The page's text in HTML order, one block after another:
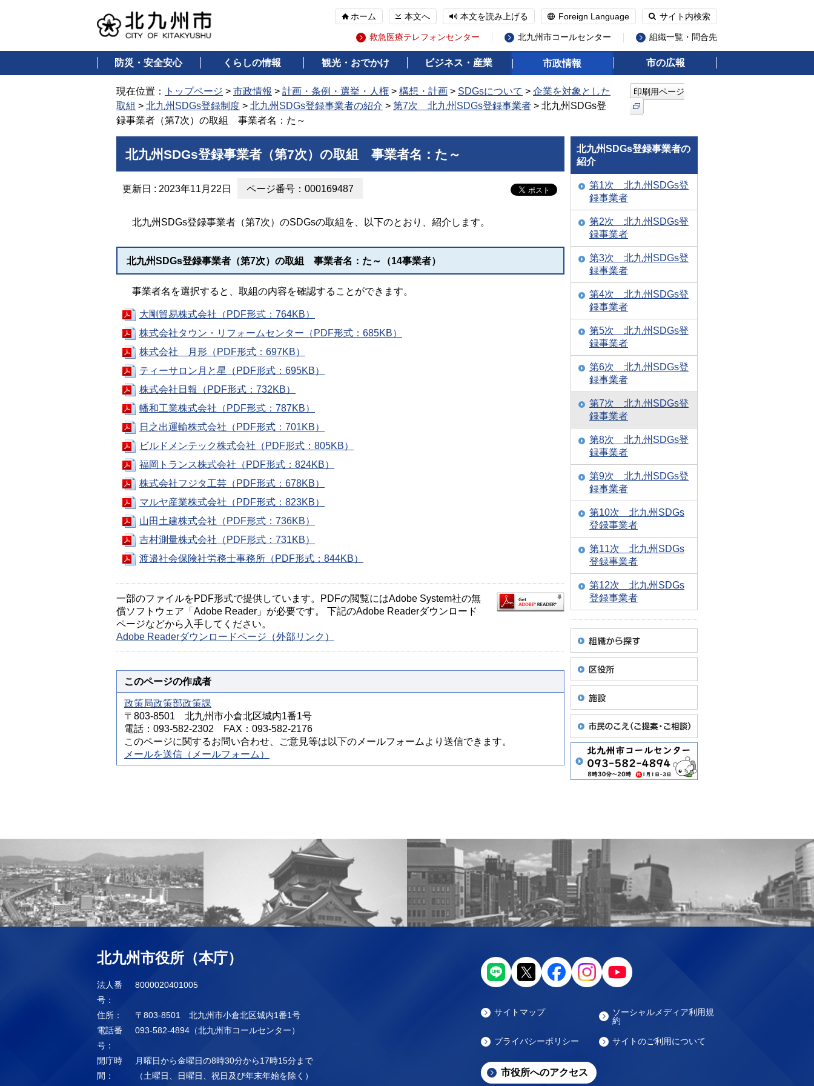
ホーム 本文へ 本文を読み上げる Foreign Language サイト内検索
救急医療テレフォンセンター 北九州市コールセンター 組織一覧・問合先
防災・安全安心 くらしの情報 観光・おでかけ ビジネス・産業 市政情報 市の広報
現在位置： トップページ > 市政情報 > 計画・条例・選挙・人権 > 構想・計画 > SDGsについて > 企業を対象とした
取組 > 北九州SDGs登録制度 > 北九州SDGs登録事業者の紹介 > 第7次 北九州SDGs登録事業者 > 北九州SDGs登
録事業者（第7次）の取組 事業者名：た～
印刷用ページ
北九州SDGs登録事業者（第7次）の取組 事業者名：た～
更新日 : 2023年11月22日 ページ番号：000169487
北九州SDGs登録事業者（第7次）のSDGsの取組を、以下のとおり、紹介します。
北九州SDGs登録事業者（第7次）の取組 事業者名：た～（14事業者）
事業者名を選択すると、取組の内容を確認することができます。
大剛貿易株式会社（PDF形式：764KB）
株式会社タウン・リフォームセンター（PDF形式：685KB）
株式会社 月形（PDF形式：697KB）
ティーサロン月と星（PDF形式：695KB）
株式会社日報（PDF形式：732KB）
幡和工業株式会社（PDF形式：787KB）
日之出運輸株式会社（PDF形式：701KB）
ビルドメンテック株式会社（PDF形式：805KB）
福岡トランス株式会社（PDF形式：824KB）
株式会社フジタ工芸（PDF形式：678KB）
マルヤ産業株式会社（PDF形式：823KB）
山田土建株式会社（PDF形式：736KB）
吉村測量株式会社（PDF形式：731KB）
渡邉社会保険社労務士事務所（PDF形式：844KB）
一部のファイルをPDF形式で提供しています。PDFの閲覧にはAdobe System社の無
償ソフトウェア「Adobe Reader」が必要です。 下記のAdobe Readerダウンロード
ページなどから入手してください。
Adobe Readerダウンロードページ（外部リンク）
このページの作成者
政策局政策部政策課
〒803-8501 北九州市小倉北区城内1番1号
電話：093-582-2302 FAX：093-582-2176
このページに関するお問い合わせ、ご意見等は以下のメールフォームより送信できます。
メールを送信（メールフォーム）
北九州SDGs登録事業者の
紹介
第1次 北九州SDGs登
録事業者
第2次 北九州SDGs登
録事業者
第3次 北九州SDGs登
録事業者
第4次 北九州SDGs登
録事業者
第5次 北九州SDGs登
録事業者
第6次 北九州SDGs登
録事業者
第7次 北九州SDGs登
録事業者
第8次 北九州SDGs登
録事業者
第9次 北九州SDGs登
録事業者
第10次 北九州SDGs
登録事業者
第11次 北九州SDGs
登録事業者
第12次 北九州SDGs
登録事業者
北九州市役所（本庁）
法人番
号：
8000020401005
住所：
〒803-8501 北九州市小倉北区城内1番1号
電話番
号：
093-582-4894（北九州市コールセンター）
開庁時
間：
月曜日から金曜日の8時30分から17時15分まで
（土曜日、日曜日、祝日及び年末年始を除く）
サイトマップ
ソーシャルメディア利用規
約
プライバシーポリシー サイトのご利用について
市役所へのアクセス